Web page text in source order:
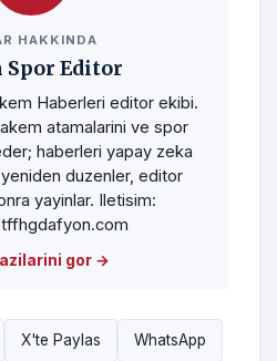
HAKKINDA
Spor Editor
Haberleri editor ekibi.
atamalarini ve spor
haberleri yapay zeka
duzenler, editor
yayinlar. Iletisim:
gor →
X'te Paylas WhatsApp